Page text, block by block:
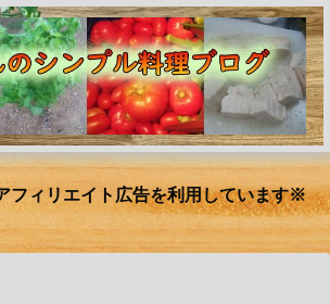
フィリエイト広告を利用しています※